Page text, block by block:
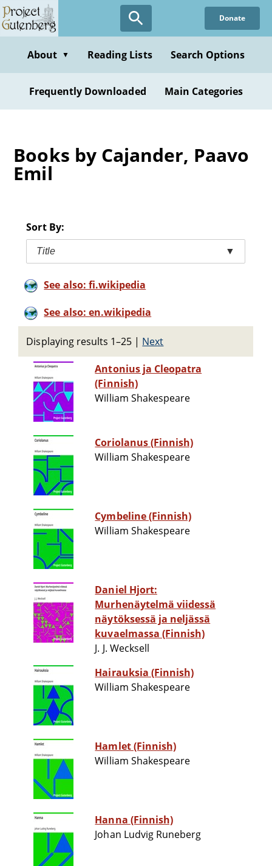
Skip
to
content
Donate
About ▼ Reading Lists Search Options
Frequently Downloaded Main Categories
Books by Cajander, Paavo
Emil
Sort By:
Title ▼
See also: fi.wikipedia
See also: en.wikipedia
Displaying results 1–25 | Next
Antonius ja Cleopatra
(Finnish)
William Shakespeare
Coriolanus (Finnish)
William Shakespeare
Cymbeline (Finnish)
William Shakespeare
Daniel Hjort:
Murhenäytelmä viidessä
näytöksessä ja neljässä
kuvaelmassa (Finnish)
J. J. Wecksell
Hairauksia (Finnish)
William Shakespeare
Hamlet (Finnish)
William Shakespeare
Hanna (Finnish)
Johan Ludvig Runeberg